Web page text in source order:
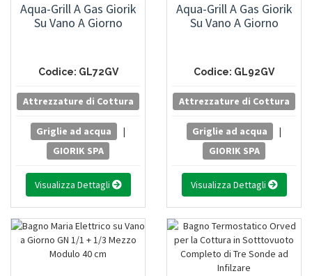
Aqua-Grill A Gas Giorik
Su Vano A Giorno
Codice: GL72GV
Attrezzature di Cottura
Griglie ad acqua
|
GIORIK SPA
Visualizza Dettagli
Aqua-Grill A Gas Giorik
Su Vano A Giorno
Codice: GL92GV
Attrezzature di Cottura
Griglie ad acqua
|
GIORIK SPA
Visualizza Dettagli